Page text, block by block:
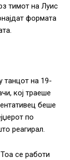
тимот на Луис
формата
танцот на 19-
кој траеше
беше
по
реагирал.
се работи